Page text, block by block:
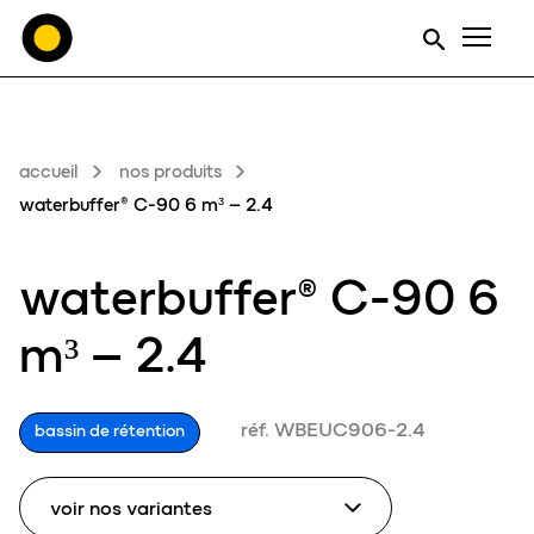
accueil
nos produits
waterbuffer® C-90 6 m³ – 2.4
waterbuffer® C-90 6
m³ – 2.4
bassin de rétention réf. WBEUC906-2.4